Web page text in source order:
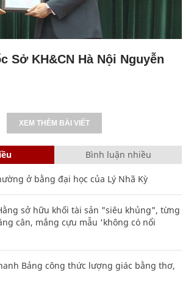
Sở KH&CN Hà Nội Nguyễn
XEM THÊM BÀI VIẾT
Bình luận nhiều
ở bằng đại học của Lý Nhã Kỳ
sở hữu khối tài sản "siêu khủng", từng
cân, mắng cựu mẫu 'không có nổi
Bảng công thức lượng giác bằng thơ,